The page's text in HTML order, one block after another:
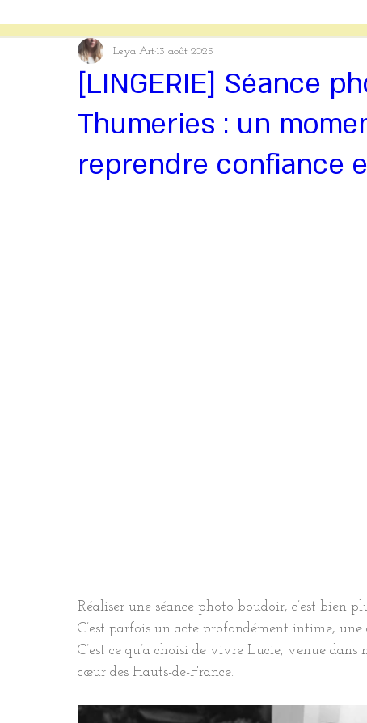
[LINGERIE] Séance
Thumeries : un
reprendre confiance
Leya Art 13 août 2025
Réaliser une séance photo boudoir, c’est bien
C’est parfois un acte profondément intime,
C’est ce qu’a choisi de vivre Lucie, venue
cœur des Hauts-de-France.